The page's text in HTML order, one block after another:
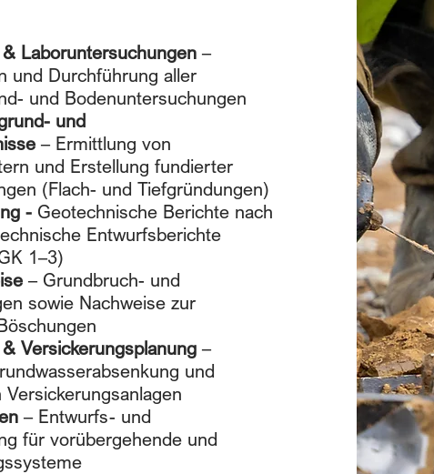
Laboruntersuchungen–
und Durchführung aller
und Bodenuntersuchungen
und
– Ermittlung von
und Erstellung fundierter
(Flach- und Tiefgründungen)
- Geotechnische Berichtenach
Entwurfsberichte
1–3)
– Grundbruch- und
sowie Nachweise zur
Versickerungsplanung–
und
– Entwurfs- und
für vorübergehende und